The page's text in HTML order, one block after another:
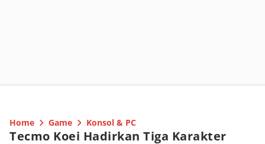
Home Game Konsol & PC
Tecmo Koei Hadirkan Tiga Karakter